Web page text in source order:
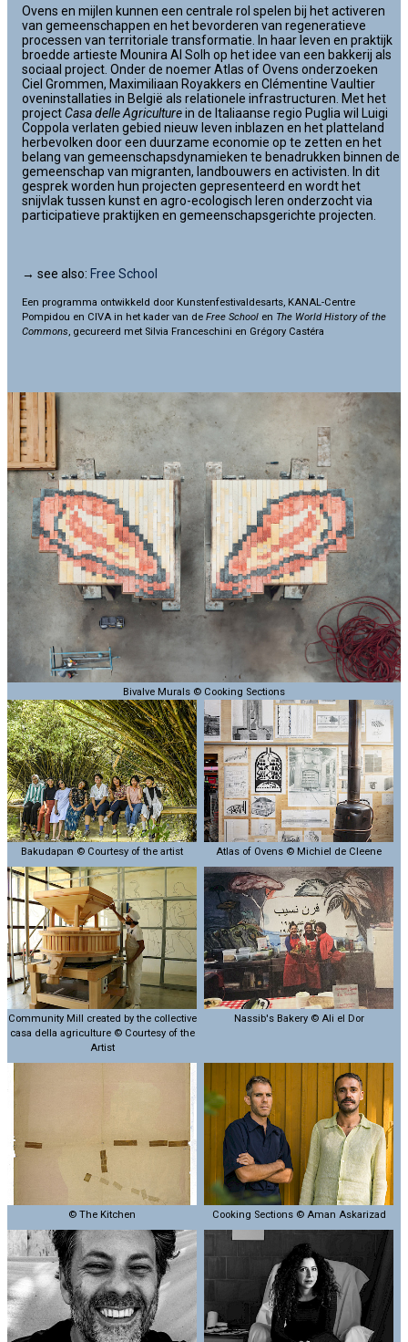
Ovens en mijlen kunnen een centrale rol spelen bij het activeren
van gemeenschappen en het bevorderen van regeneratieve
processen van territoriale transformatie. In haar leven en praktijk
broedde artieste Mounira Al Solh op het idee van een bakkerij als
sociaal project. Onder de noemer Atlas of Ovens onderzoeken
Ciel Grommen, Maximiliaan Royakkers en Clémentine Vaultier
oveninstallaties in België als relationele infrastructuren. Met het
projectCasa delle Agriculturein de Italiaanse regio Puglia wil Luigi
Coppola verlaten gebied nieuw leven inblazen en het platteland
herbevolken door een duurzame economie op te zetten en het
belang van gemeenschapsdynamieken te benadrukken binnen de
gemeenschap van migranten, landbouwers en activisten. In dit
gesprek worden hun projecten gepresenteerd en wordt het
snijvlak tussen kunst en agro-ecologisch leren onderzocht via
participatieve praktijken en gemeenschapsgerichte projecten.
→ see also: Free School
Een programma ontwikkeld door Kunstenfestivaldesarts, KANAL-Centre
Pompidou en CIVA in het kader van de Free School en The World History of the
Commons, gecureerd met Silvia Franceschini en Grégory Castéra
Bivalve Murals © Cooking Sections
Bakudapan © Courtesy of the artist Atlas of Ovens © Michiel de Cleene
Community Mill created by the collective
casa della agriculture © Courtesy of the
Artist
Nassib's Bakery © Ali el Dor
© The Kitchen Cooking Sections © Aman Askarizad